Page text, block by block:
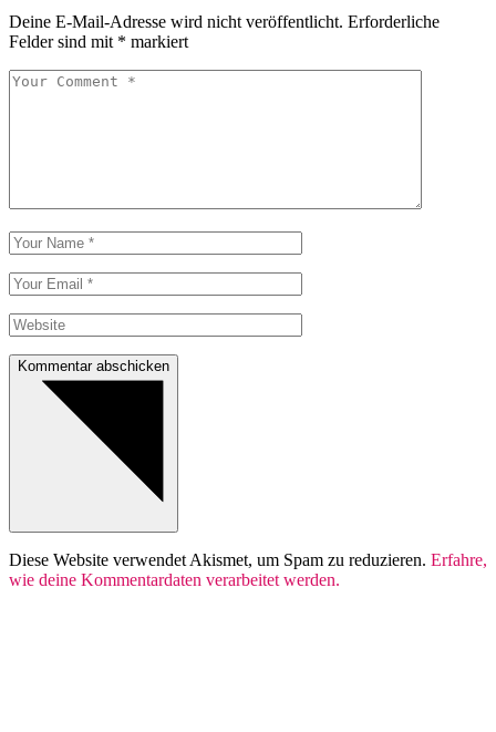
Deine E-Mail-Adresse wird nicht veröffentlicht. Erforderliche
Felder sind mit * markiert
Kommentar abschicken
Diese Website verwendet Akismet, um Spam zu reduzieren. Erfahre,
wie deine Kommentardaten verarbeitet werden.